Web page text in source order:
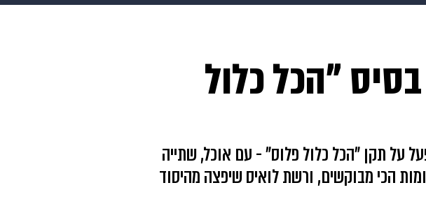
"הכל כלול
על תקן "הכל כלול פלוס" - עם אוכל, שתייה
הכי מבוקשים, ורשת לואיס שיפצה מהיסוד